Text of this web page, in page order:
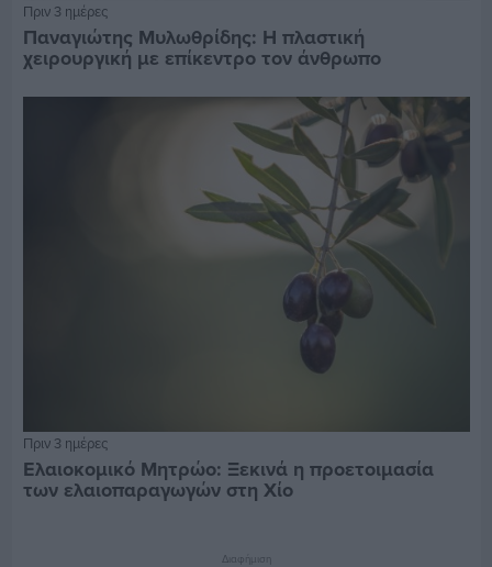
Πριν 3 ημέρες
Παναγιώτης Μυλωθρίδης: Η πλαστική
χειρουργική με επίκεντρο τον άνθρωπο
Πριν 3 ημέρες
Ελαιοκομικό Μητρώο: Ξεκινά η προετοιμασία
των ελαιοπαραγωγών στη Χίο
Διαφήμιση